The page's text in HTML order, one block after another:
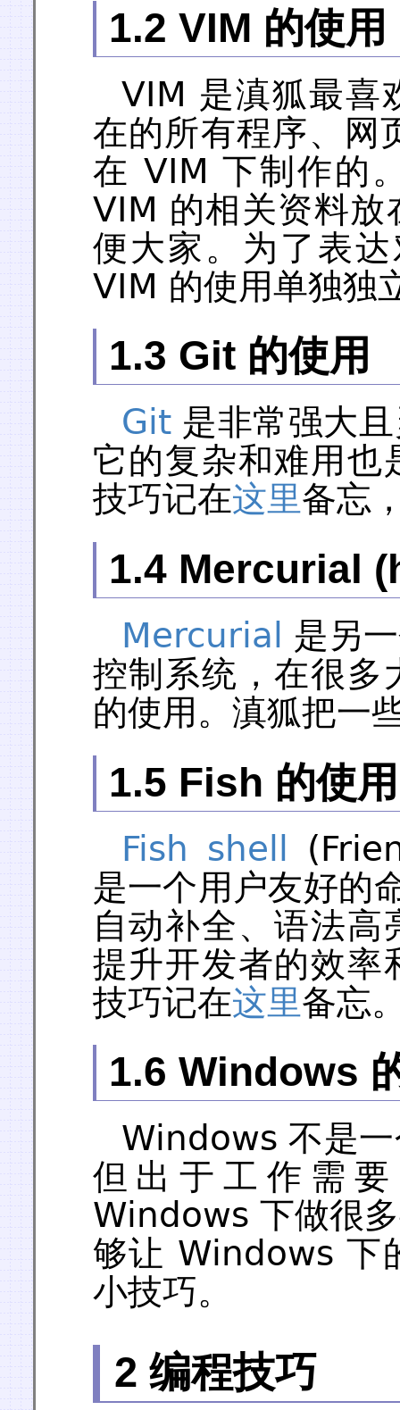
1.2 VIM 的使用
VIM 是滇狐最喜
在的所有程序、
在 VIM 下制作的
VIM 的相关资料放
便大家。为了表
VIM 的使用单独独
1.3 Git 的使用
Git是非常强大且
它的复杂和难用也
技巧记在这里备忘
1.4 Mercurial
Mercurial
是另
控制系统，在很多
的使用。滇狐把一
1.5 Fish 的使用
Fish shell
是一个用户友好的
自动补全、语法
提升开发者的效率
技巧记在这里备忘
1.6 Windows
Windows 不是
但出于工作需
Windows 下做很
够让 Windows 下
小技巧。
2 编程技巧